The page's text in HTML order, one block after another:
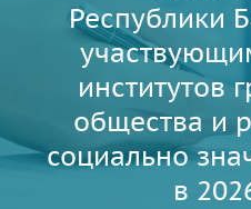
Республики
институтов
общества и
социально
в